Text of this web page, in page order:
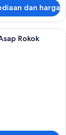
dan harga
tirai kedap
Rokok